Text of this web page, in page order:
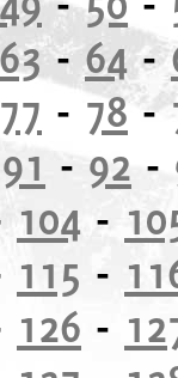
63-64-
77 - 78-
91 - 92 -
104 -
115 -
126 -